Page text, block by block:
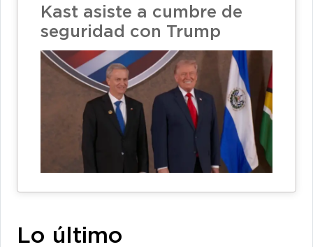
Kast asiste a cumbre de
seguridad con Trump
Lo último